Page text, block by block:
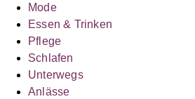
Mode
Essen & Trinken
Pflege
Schlafen
Unterwegs
Anlässe